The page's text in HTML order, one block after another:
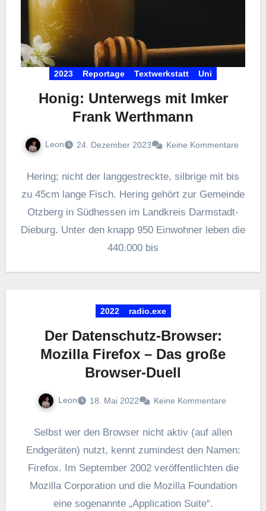
2023 Reportage Textwerkstatt Uni
Honig: Unterwegs mit Imker
Frank Werthmann
Leon 24. Dezember 2023 Keine Kommentare
Hering; nicht der langgestreckte, silbrige mit bis
zu 45cm lange Fisch. Hering gehört zur Gemeinde
Otzberg in Südhessen im Landkreis Darmstadt-
Dieburg. Unter den knapp 950 Einwohner leben die
440.000 bis
2022 radio.exe
Der Datenschutz-Browser:
Mozilla Firefox – Das große
Browser-Duell
Leon 18. Mai 2022 Keine Kommentare
Selbst wer den Browser nicht aktiv (auf allen
Endgeräten) nutzt, kennt zumindest den Namen:
Firefox. Im September 2002 veröffentlichten die
Mozilla Corporation und die Mozilla Foundation
eine sogenannte „Application Suite“.